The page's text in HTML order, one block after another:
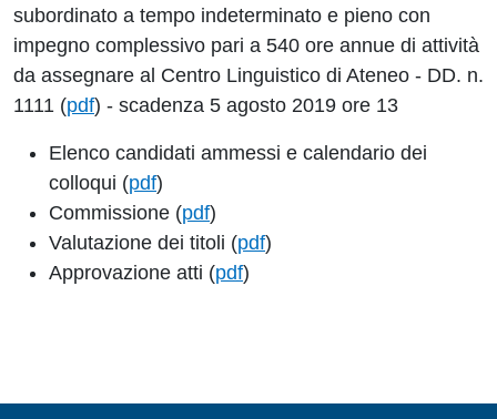
subordinato a tempo indeterminato e pieno con
impegno complessivo pari a 540 ore annue di attività
da assegnare al Centro Linguistico di Ateneo - DD. n.
1111 (pdf) - scadenza 5 agosto 2019 ore 13
Elenco candidati ammessi e calendario dei
colloqui (pdf)
Commissione (pdf)
Valutazione dei titoli (pdf)
Approvazione atti (pdf)